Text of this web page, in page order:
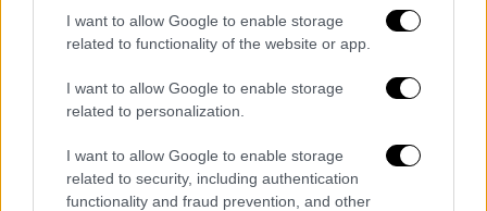
I want to allow Google to enable storage
related to functionality of the website or app.
I want to allow Google to enable storage
related to personalization.
I want to allow Google to enable storage
related to security, including authentication
functionality and fraud prevention, and other
παιδί
καφές
προσφυγικό
viral